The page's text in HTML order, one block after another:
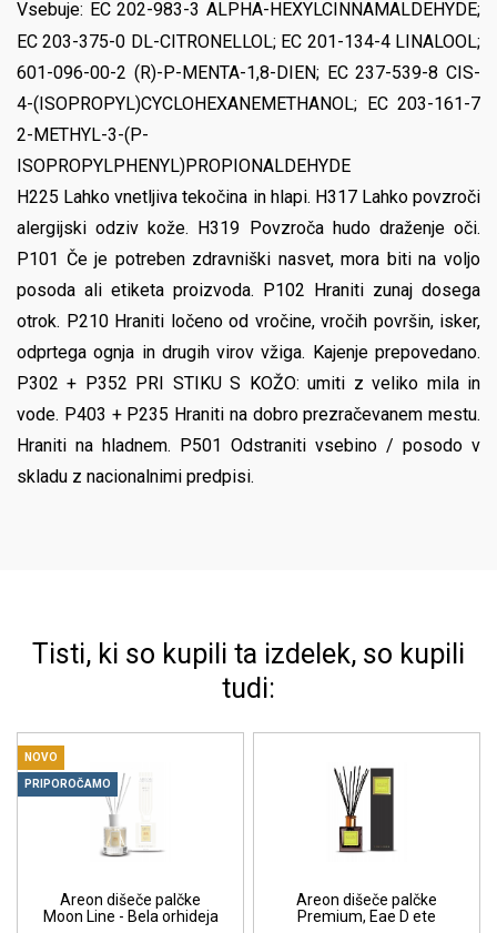
Vsebuje: EC 202-983-3 ALPHA-HEXYLCINNAMALDEHYDE;
EC 203-375-0 DL-CITRONELLOL; EC 201-134-4 LINALOOL;
601-096-00-2 (R)-P-MENTA-1,8-DIEN; EC 237-539-8 CIS-
4-(ISOPROPYL)CYCLOHEXANEMETHANOL; EC 203-161-7
2-METHYL-3-(P-
ISOPROPYLPHENYL)PROPIONALDEHYDE
H225 Lahko vnetljiva tekočina in hlapi. H317 Lahko povzroči
alergijski odziv kože. H319 Povzroča hudo draženje oči.
P101 Če je potreben zdravniški nasvet, mora biti na voljo
posoda ali etiketa proizvoda. P102 Hraniti zunaj dosega
otrok. P210 Hraniti ločeno od vročine, vročih površin, isker,
odprtega ognja in drugih virov vžiga. Kajenje prepovedano.
P302 + P352 PRI STIKU S KOŽO: umiti z veliko mila in
vode. P403 + P235 Hraniti na dobro prezračevanem mestu.
Hraniti na hladnem. P501 Odstraniti vsebino / posodo v
skladu z nacionalnimi predpisi.
Tisti, ki so kupili ta izdelek, so kupili
tudi:
NOVO
PRIPOROČAMO
Areon dišeče palčke
Moon Line - Bela orhideja
Areon dišeče palčke
Premium, Eae D ete